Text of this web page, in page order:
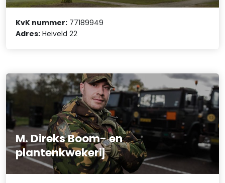
KvK nummer: 77189949
Adres: Heiveld 22
M. Direks Boom- en
plantenkwekerij